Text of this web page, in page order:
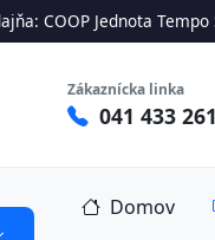
COOP Jednota
Zákaznícka linka
041 433
Domov